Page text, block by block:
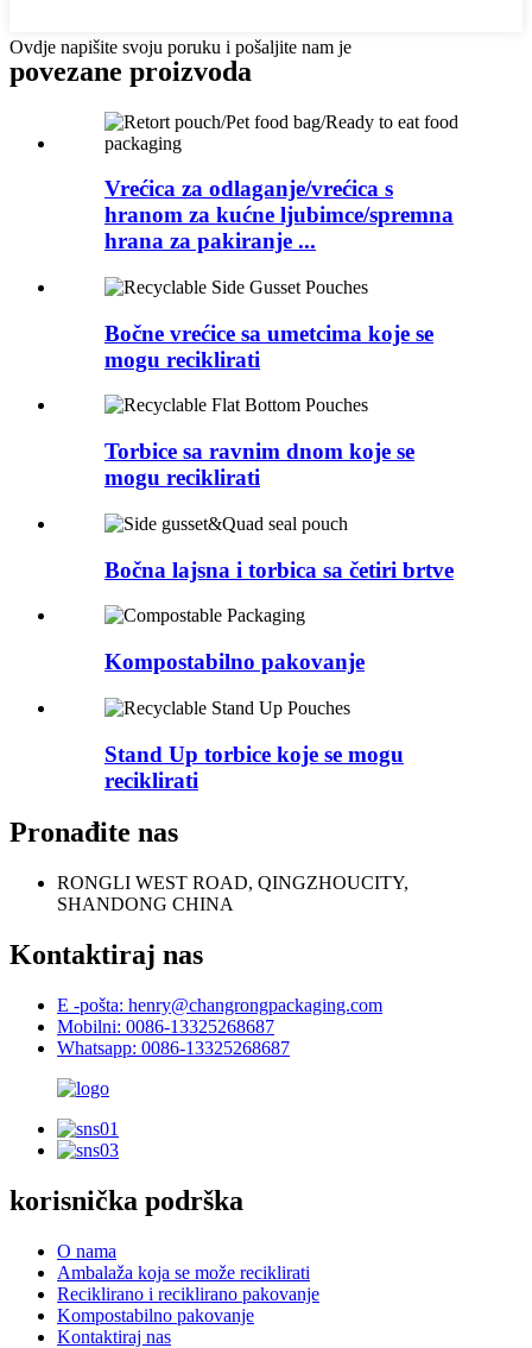
Ovdje napišite svoju poruku i pošaljite nam je
povezane proizvoda
Vrećica za odlaganje/vrećica s
hranom za kućne ljubimce/spremna
hrana za pakiranje ...
Bočne vrećice sa umetcima koje se
mogu reciklirati
Torbice sa ravnim dnom koje se
mogu reciklirati
Bočna lajsna i torbica sa četiri brtve
Kompostabilno pakovanje
Stand Up torbice koje se mogu
reciklirati
Pronađite nas
RONGLI WEST ROAD, QINGZHOUCITY,
SHANDONG CHINA
Kontaktiraj nas
E -pošta: henry@changrongpackaging.com
Mobilni: 0086-13325268687
Whatsapp: 0086-13325268687
korisnička podrška
O nama
Ambalaža koja se može reciklirati
Reciklirano i reciklirano pakovanje
Kompostabilno pakovanje
Kontaktiraj nas